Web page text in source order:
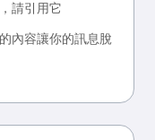
請引用它
內容讓你的訊息脫